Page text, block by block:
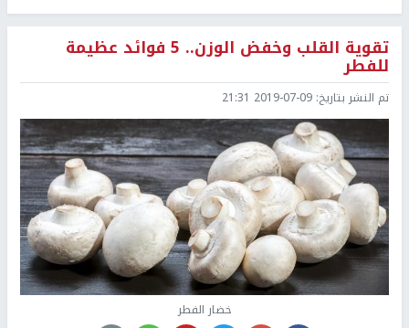
تقوية القلب وخفض الوزن.. 5 فوائد عظيمة
للفطر
تم النشر بتاريخ: 2019-07-09 21:31
خضار الفطر